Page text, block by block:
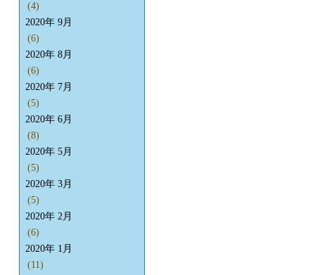
(4)
2020年 9月
(6)
2020年 8月
(6)
2020年 7月
(5)
2020年 6月
(8)
2020年 5月
(5)
2020年 3月
(5)
2020年 2月
(6)
2020年 1月
(11)